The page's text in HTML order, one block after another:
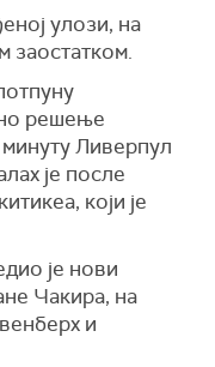
улози, на
заостатком.
решење
Ливерпул
је после
који је
је нови
Чакира, на
и